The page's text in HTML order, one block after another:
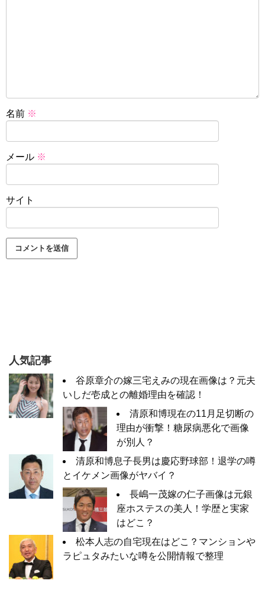
名前 ※
メール ※
サイト
人気記事
谷原章介の嫁三宅えみの現在画像は？元夫
いしだ壱成との離婚理由を確認！
清原和博現在の11月足切断の
理由が衝撃！糖尿病悪化で画像
が別人？
清原和博息子長男は慶応野球部！退学の噂
とイケメン画像がヤバイ？
長嶋一茂嫁の仁子画像は元銀
座ホステスの美人！学歴と実家
はどこ？
松本人志の自宅現在はどこ？マンションや
ラピュタみたいな噂を公開情報で整理